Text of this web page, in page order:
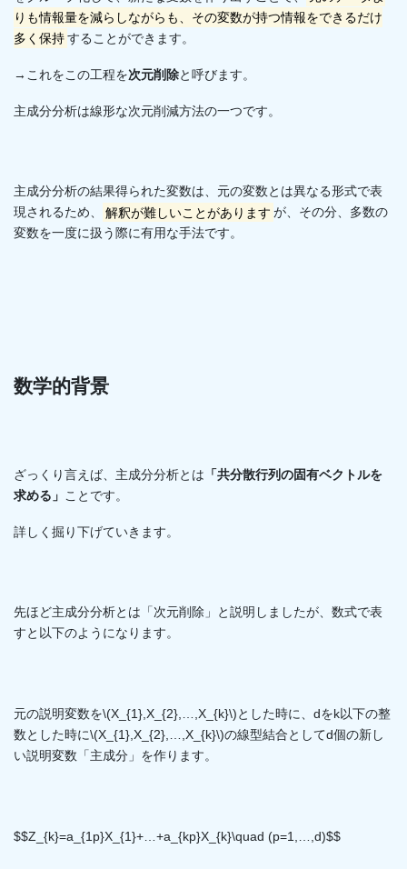
りも情報量を減らしながらも、その変数が持つ情報をできるだけ
多く保持することができます。
→これをこの工程を次元削除と呼びます。
主成分分析は線形な次元削減方法の一つです。
主成分分析の結果得られた変数は、元の変数とは異なる形式で表
現されるため、
解釈が難しいことがあります が、その分、多数の
変数を一度に扱う際に有用な手法です。
数学的背景
ざっくり言えば、主成分分析とは 「共分散行列の固有ベクトルを
求める」 ことです。
詳しく掘り下げていきます。
先ほど主成分分析とは「次元削除」と説明しましたが、数式で表
すと以下のようになります。
元の説明変数を\(X_{1},X_{2},…,X_{k}\)とした時に、dをk以下の整
数とした時に\(X_{1},X_{2},…,X_{k}\)の線型結合としてd個の新し
い説明変数「主成分」を作ります。
$$Z_{k}=a_{1p}X_{1}+…+a_{kp}X_{k}\quad (p=1,…,d)$$